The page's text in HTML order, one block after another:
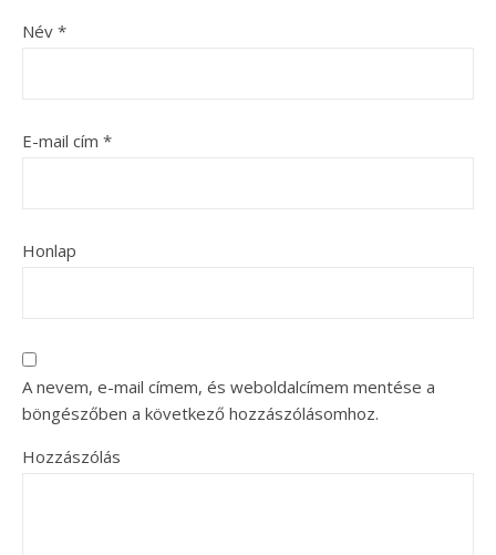
Név *
E-mail cím *
Honlap
A nevem, e-mail címem, és weboldalcímem mentése a
böngészőben a következő hozzászólásomhoz.
Hozzászólás